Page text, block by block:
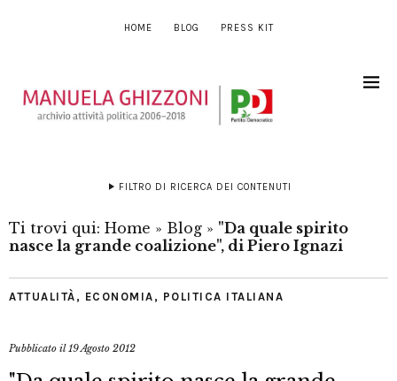
HOME BLOG PRESS KIT
FILTRO DI RICERCA DEI CONTENUTI
Ti trovi qui: Home » Blog » "Da quale spirito
nasce la grande coalizione", di Piero Ignazi
ATTUALITÀ , ECONOMIA , POLITICA ITALIANA
Pubblicato il19 Agosto 2012